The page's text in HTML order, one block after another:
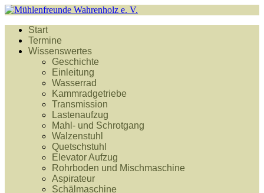
Start
Termine
Wissenswertes
Geschichte
Einleitung
Wasserrad
Kammradgetriebe
Transmission
Lastenaufzug
Mahl- und Schrotgang
Walzenstuhl
Quetschstuhl
Elevator Aufzug
Rohrboden und Mischmaschine
Aspirateur
Schälmaschine